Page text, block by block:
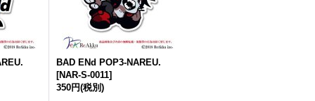
BAD ENd POP3-NAREU.
[NAR-S-0011]
350円(税別)